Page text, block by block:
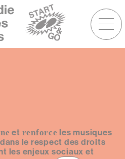
Menu
raccourcis
et renforce les musiques
le respect des droits
les enjeux sociaux et